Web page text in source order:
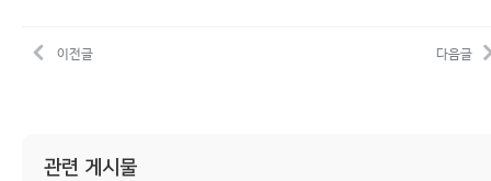
이전글 다음글
관련 게시물